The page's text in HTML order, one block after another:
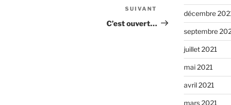
suivant
SUIVANT
C’est ouvert…
décembre
septembre
juillet 2021
mai 2021
avril 2021
mars 2021